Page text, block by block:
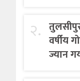
२. वर्षीय
ज्यान